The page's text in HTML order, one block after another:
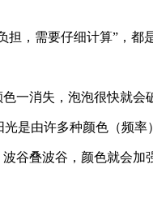
，需要仔细计算”，都
一消失，泡泡很快就会
是由许多种颜色（频率
谷叠波谷，颜色就会